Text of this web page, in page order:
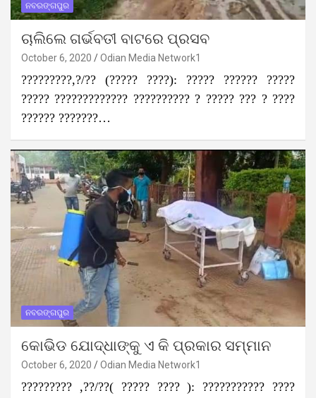
ନବରଙ୍ଗପୁର
ଚାଲିଲେ ଗର୍ଭବତୀ ବାଟରେ ପ୍ରସବ
October 6, 2020 Odian Media Network1
?????????,?/?? (????? ????): ????? ?????? ?????
????? ????????????? ?????????? ? ????? ??? ? ????
?????? ???????…
ନବରଙ୍ଗପୁର
କୋଭିଡ ଯୋଦ୍ଧାଙ୍କୁ ଏ କି ପ୍ରକାର ସମ୍ମାନ
October 6, 2020 Odian Media Network1
????????? ,??/??( ????? ???? ): ??????????? ????